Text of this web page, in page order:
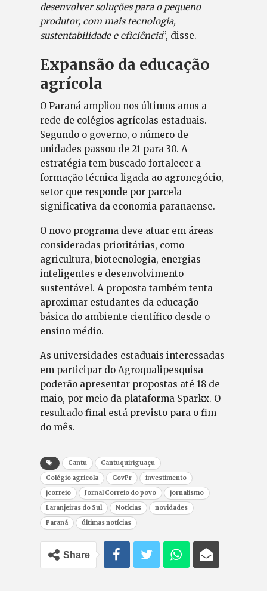
desenvolver soluções para o pequeno
produtor, com mais tecnologia,
sustentabilidade e eficiência”, disse.
Expansão da educação
agrícola
O Paraná ampliou nos últimos anos a
rede de colégios agrícolas estaduais.
Segundo o governo, o número de
unidades passou de 21 para 30. A
estratégia tem buscado fortalecer a
formação técnica ligada ao agronegócio,
setor que responde por parcela
significativa da economia paranaense.
O novo programa deve atuar em áreas
consideradas prioritárias, como
agricultura, biotecnologia, energias
inteligentes e desenvolvimento
sustentável. A proposta também tenta
aproximar estudantes da educação
básica do ambiente científico desde o
ensino médio.
As universidades estaduais interessadas
em participar do Agroqualipesquisa
poderão apresentar propostas até 18 de
maio, por meio da plataforma Sparkx. O
resultado final está previsto para o fim
do mês.
Cantu
Cantuquiriguaçu
Colégio agrícola
GovPr
investimento
jcorreio
Jornal Correio do povo
jornalismo
Laranjeiras do Sul
Notícias
novidades
Paraná
últimas notícias
Share